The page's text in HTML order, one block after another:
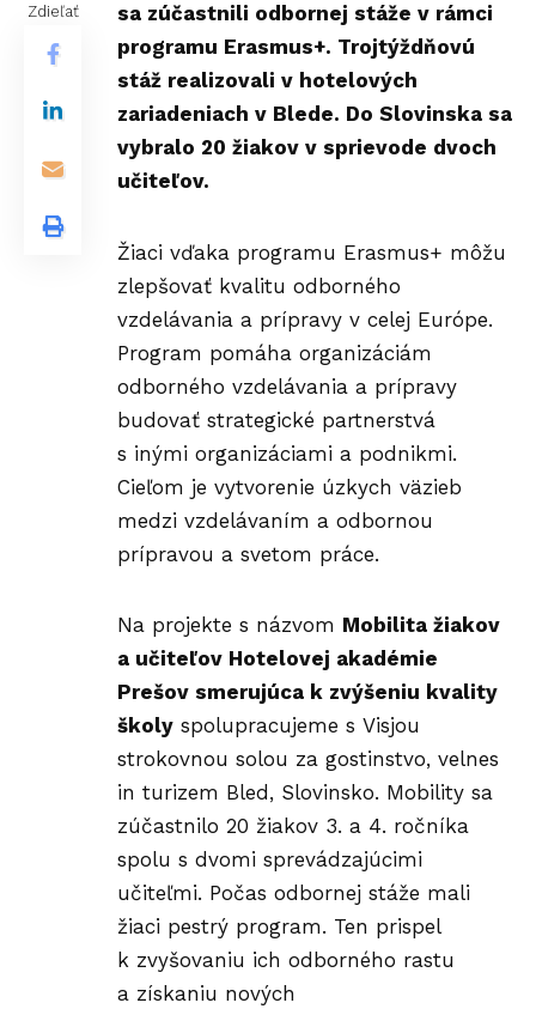
Zdieľať
sa zúčastnili odbornej stáže v rámci
programu Erasmus+. Trojtýždňovú
stáž realizovali v hotelových
zariadeniach v Blede. Do Slovinska sa
vybralo 20 žiakov v sprievode dvoch
učiteľov.
Žiaci vďaka programu Erasmus+ môžu
zlepšovať kvalitu odborného
vzdelávania a prípravy v celej Európe.
Program pomáha organizáciám
odborného vzdelávania a prípravy
budovať strategické partnerstvá
s inými organizáciami a podnikmi.
Cieľom je vytvorenie úzkych väzieb
medzi vzdelávaním a odbornou
prípravou a svetom práce.
Na projekte s názvom Mobilita žiakov
a učiteľov Hotelovej akadémie
Prešov smerujúca k zvýšeniu kvality
školy spolupracujeme s Visjou
strokovnou solou za gostinstvo, velnes
in turizem Bled, Slovinsko. Mobility sa
zúčastnilo 20 žiakov 3. a 4. ročníka
spolu s dvomi sprevádzajúcimi
učiteľmi. Počas odbornej stáže mali
žiaci pestrý program. Ten prispel
k zvyšovaniu ich odborného rastu
a získaniu nových